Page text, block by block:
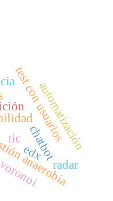
test con usuarios
anaerobia
automatización
edx
chatbot
tic
radar